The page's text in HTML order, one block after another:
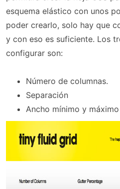
esquema elástico con unos
poder crearlo, solo hay que
y con eso es suficiente. Los
configurar son:
Número de columnas.
Separación
Ancho mínimo y máximo